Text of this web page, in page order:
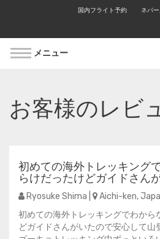
国内フライト予約 ネパ
メニュー
お客様のレビ
初めての海外トレッキング
らけだったけどガイドさん
Ryosuke Shima | Aichi-ken,
初めての海外トレッキングでわから
どガイドさんがいたので安心して山